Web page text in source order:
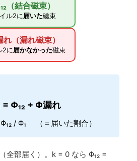
（結合磁束）
ル2に届いた磁束
（漏れ磁束）
2に届かなかった磁束
= Φ₁₂ + Φ漏れ
/ Φ₁ （＝届いた割合）
全部届く）。k = 0 なら Φ₁₂ =